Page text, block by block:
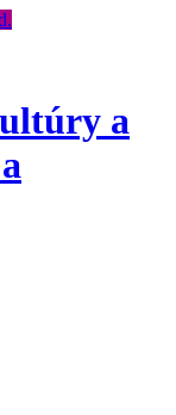
a